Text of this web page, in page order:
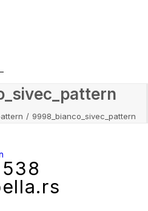
9998_bianco_sivec_pattern